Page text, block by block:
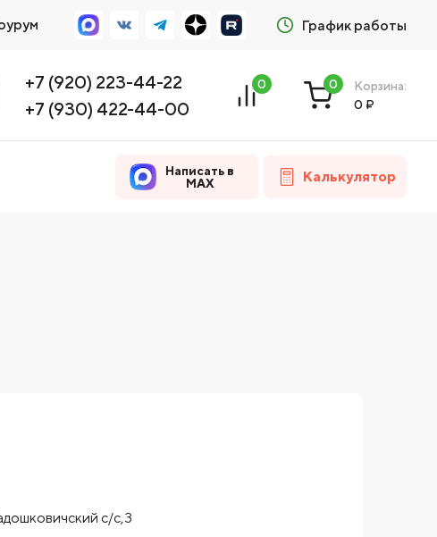
График работы
+7 (920) 223-44-22
+7 (930) 422-44-00
0 0
Корзина:
0 ₽
Написать в
MAX
Калькулятор
с/с,3